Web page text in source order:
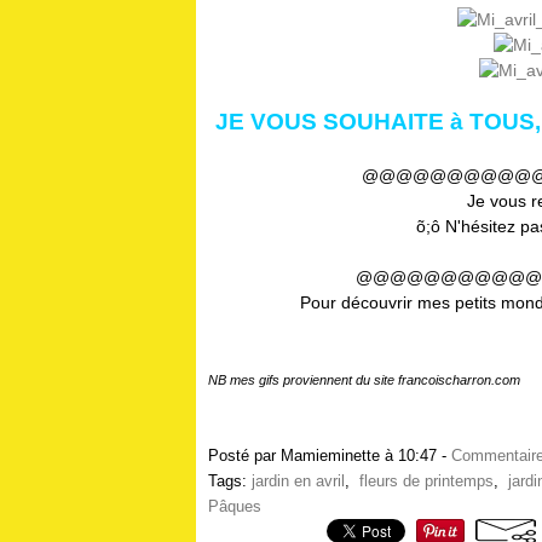
JE VOUS SOUHAITE à
Je vous
õ;ô N'hésitez
Pour découvrir mes petits
NB mes gifs proviennent du site francoischarron.com
Posté par Mamieminette à 10:47 -
Tags: jardin en avril , fleurs de printemps,
Pâques